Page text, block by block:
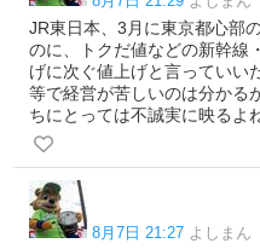
JR東日本、3月に東京都心部
のに、トクだ値などの新幹線
げに次ぐ値上げと言っていい
等で経営が苦しいのは分かる
ちにとっては不誠実に映るよ
8月7日 21:27 よしまん